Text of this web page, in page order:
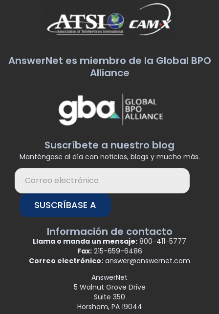
Contacte con nosotros
AnswerNet es miembro de la Global BPO
Alliance
Suscríbete a nuestro blog
Manténgase al día con noticias, blogs y mucho más.
SUSCRÍBASE A
Información de contacto
Llama o manda un mensaje: 800-411-5777
Fax:215-659-6486
Correo electrónico: answer@answernet.com
AnswerNet
5 Walnut Grove Drive
Suite 350
Horsham, PA 19044